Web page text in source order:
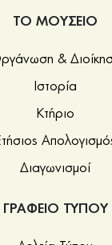
ΤΟ ΜΟΥΣΕΙΟ
&
Ιστορία
Κτήριο
Διαγωνισμοί
ΓΡΑΦΕΙΟ ΤΥΠΟΥ